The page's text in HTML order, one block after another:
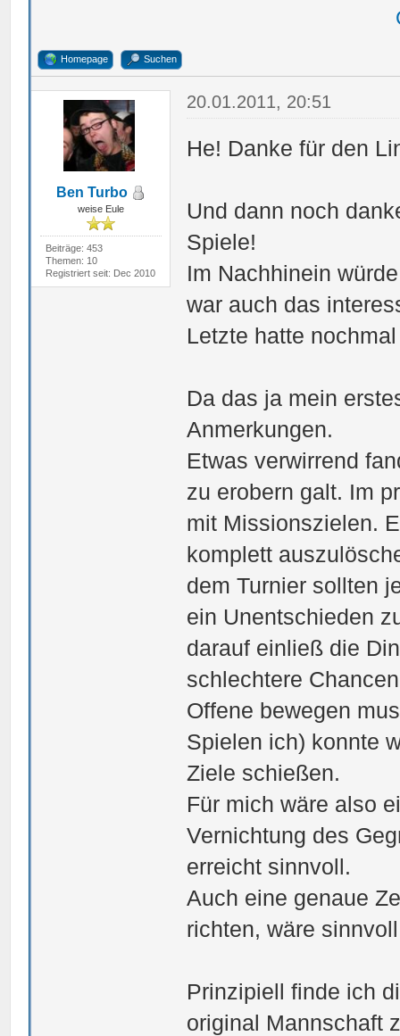
Homepage Suchen
Ben Turbo
weise Eule
Beiträge: 453
Themen: 10
Registriert seit: Dec 2010
20.01.2011, 20:51
He! Danke für den
Und dann noch
Spiele!
Im Nachhinein
war auch das
Letzte hatte
Da das ja mein
Anmerkungen.
Etwas verwirrend
zu erobern galt. Im
mit Missionszielen.
komplett
dem Turnier sollten
ein Unentschieden
darauf einließ die
schlechtere
Offene bewegen
Spielen ich) konnte
Ziele schießen.
Für mich wäre also
Vernichtung des
erreicht sinnvoll.
Auch eine genaue
richten, wäre
Prinzipiell finde ich
original Mannschaft